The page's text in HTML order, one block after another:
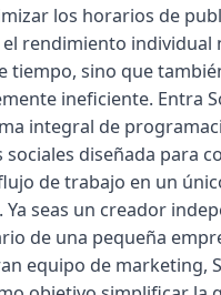
los horarios de
rendimiento individual
tiempo, sino que
ineficiente. Entra
integral de
sociales diseñada para
de trabajo en un
seas un creador
de una pequeña
equipo de marketing,